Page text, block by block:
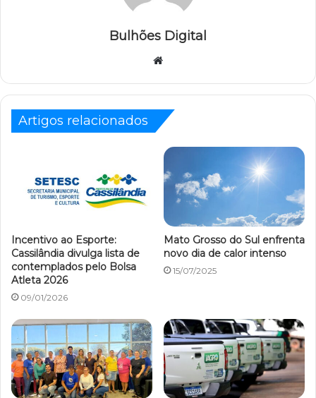
Bulhões Digital
Website
Artigos relacionados
Incentivo ao Esporte:
Cassilândia divulga lista de
contemplados pelo Bolsa
Atleta 2026
09/01/2026
Mato Grosso do Sul enfrenta
novo dia de calor intenso
15/07/2025